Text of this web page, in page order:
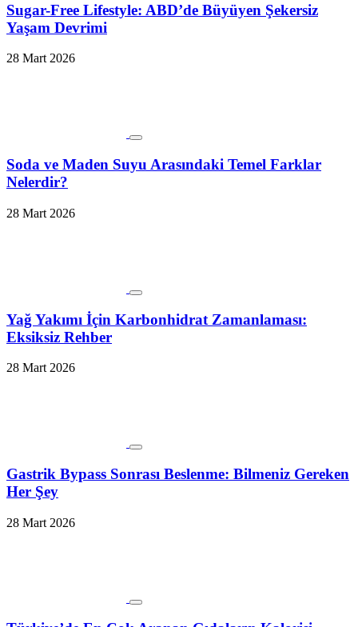
Sugar-Free Lifestyle: ABD’de Büyüyen Şekersiz
Yaşam Devrimi
28 Mart 2026
Soda ve Maden Suyu Arasındaki Temel Farklar
Nelerdir?
28 Mart 2026
Yağ Yakımı İçin Karbonhidrat Zamanlaması:
Eksiksiz Rehber
28 Mart 2026
Gastrik Bypass Sonrası Beslenme: Bilmeniz Gereken
Her Şey
28 Mart 2026